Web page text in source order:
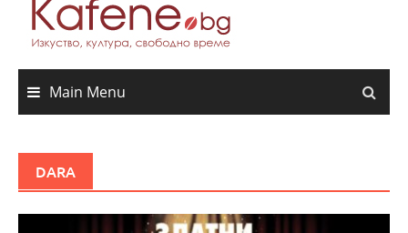
Main Menu
DARA